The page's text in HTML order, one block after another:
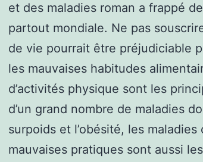
et des maladies roman a frappé
partout mondiale. Ne pas
de vie pourrait être préjudiciable
les mauvaises habitudes
d’activités physique sont les
d’un grand nombre de maladies
surpoids et l’obésité, les
mauvaises pratiques sont aussi